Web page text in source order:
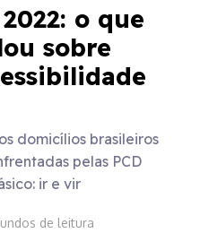
o que
sobre
domicílios brasileiros
pelas PCD
ir e vir
de leitura